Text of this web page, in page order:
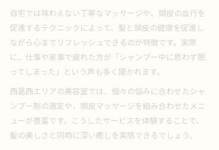
自宅では味わえない丁寧なマッサージや、頭皮の血行を
促進するテクニックによって、髪と頭皮の健康を促進し
ながら心までリフレッシュできるのが特徴です。実際
に、仕事や家事で疲れた方が「シャンプー中に思わず眠
ってしまった」という声も多く聞かれます。
西葛西エリアの美容室では、個々の悩みに合わせたシャ
ンプー剤の選定や、頭皮マッサージを組み合わせたメニ
ューが豊富です。こうしたサービスを体験することで、
髪の美しさと同時に深い癒しを実感できるでしょう。